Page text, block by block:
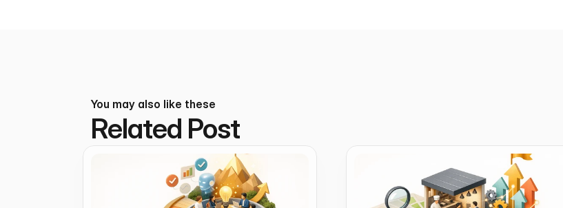
You may also like these
Related Post